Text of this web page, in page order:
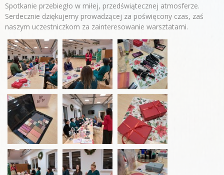
Spotkanie przebiegło w miłej, przedświątecznej atmosferze.
Serdecznie dziękujemy prowadzącej za poświęcony czas, zaś
naszym uczestniczkom za zainteresowanie warsztatami.